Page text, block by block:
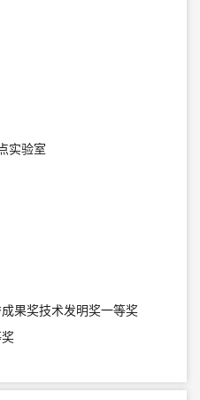
实验室
果奖技术发明奖一等奖